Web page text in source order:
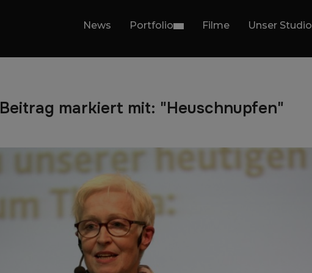
News Portfolio Filme Unser Studio
Beitrag markiert mit: "Heuschnupfen"